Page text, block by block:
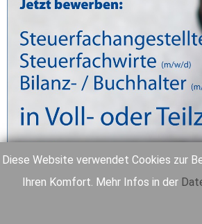
Diese Website verwendet Cookies zur
Ihren Komfort. Mehr Infos in der